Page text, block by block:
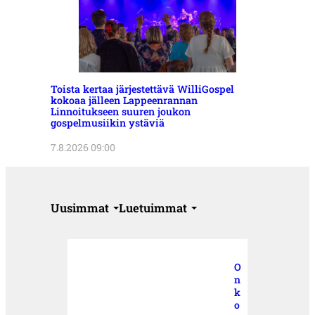
Toista kertaa järjestettävä WilliGospel
kokoaa jälleen Lappeenrannan
Linnoitukseen suuren joukon
gospelmusiikin ystäviä
7.8.2026 09:00
Uusimmat Luetuimmat
O
n
k
o